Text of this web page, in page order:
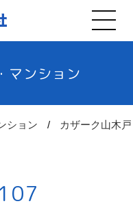
マンション
ション カザーク山木戸